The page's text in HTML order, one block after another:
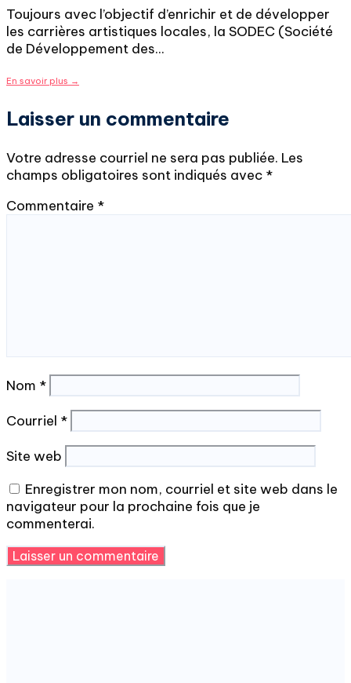
Toujours avec l’objectif d’enrichir et de développer
les carrières artistiques locales, la SODEC (Société
de Développement des...
En savoir plus →
Laisser un commentaire
Votre adresse courriel ne sera pas publiée. Les
champs obligatoires sont indiqués avec *
Commentaire *
Nom *
Courriel *
Site web
Enregistrer mon nom, courriel et site web dans le
navigateur pour la prochaine fois que je
commenterai.